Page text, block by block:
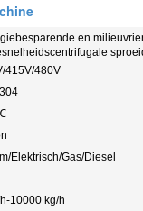
en
415V/480V
Elektrisch/Gas/Diesel
10000 kg/h